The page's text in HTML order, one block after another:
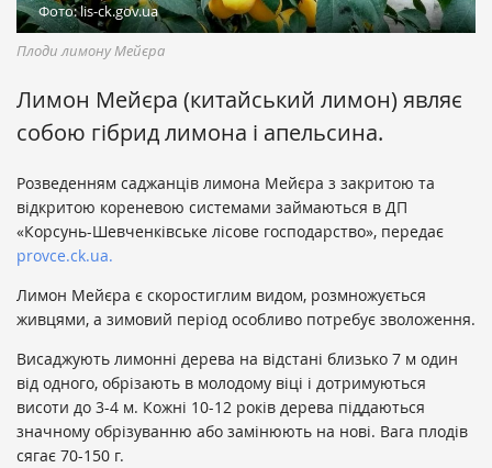
Фото: lis-ck.gov.ua
Плоди лимону Мейєра
Лимон Мейєра (китайський лимон) являє
собою гібрид лимона і апельсина.
Розведенням саджанців лимона Мейєра з закритою та
відкритою кореневою системами займаються в ДП
«Корсунь-Шевченківське лісове господарство», передає
provce.ck.ua.
Лимон Мейєра є скоростиглим видом, розмножується
живцями, а зимовий період особливо потребує зволоження.
Висаджують лимонні дерева на відстані близько 7 м один
від одного, обрізають в молодому віці і дотримуються
висоти до 3-4 м. Кожні 10-12 років дерева піддаються
значному обрізуванню або замінюють на нові. Вага плодів
сягає 70-150 г.